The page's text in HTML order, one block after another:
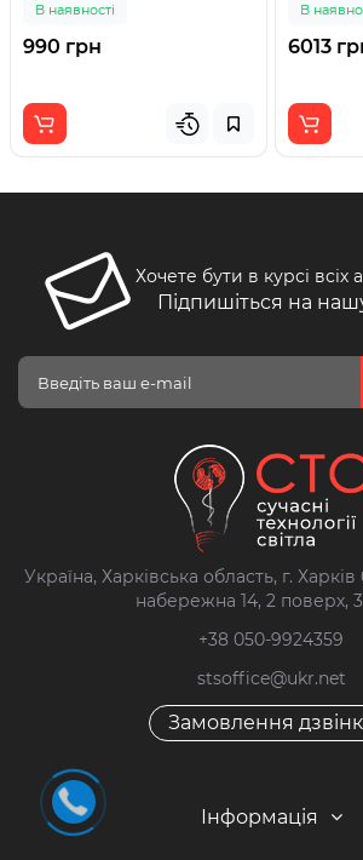
В наявності
990 грн
В
6013
Хочете бути в курсі всіх
Підпишіться на
Україна, Харківська область, г. Харків
набережна 14, 2 поверх,
+38 050-9924359
stsoffice@ukr.net
Замовлення
Інформація